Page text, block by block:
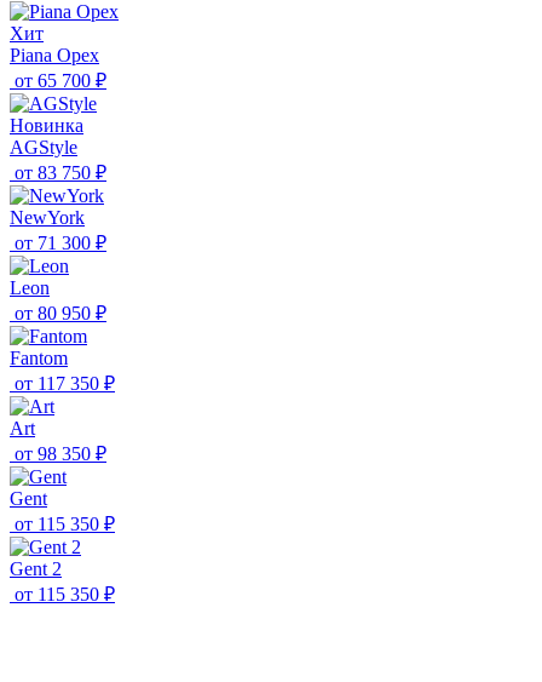
Хит
Piana Орех
от 65 700 ₽
Новинка
AGStyle
от 83 750 ₽
NewYork
от 71 300 ₽
Leon
от 80 950 ₽
Fantom
от 117 350 ₽
Art
от 98 350 ₽
Gent
от 115 350 ₽
Gent 2
от 115 350 ₽